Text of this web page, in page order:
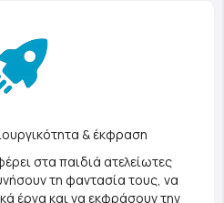
& έκφραση
στα παιδιά ατελείωτες
τη φαντασία τους, να
έργα και να εκφράσουν την